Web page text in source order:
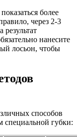
более
через 2-3
результат
нанесите
лосьон, чтобы
способов
специальной губки: